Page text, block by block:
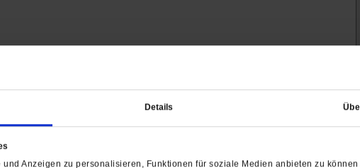
Details
Anzeigen zu personalisieren, Funktionen für soziale Medien anbieten zu
interessieren